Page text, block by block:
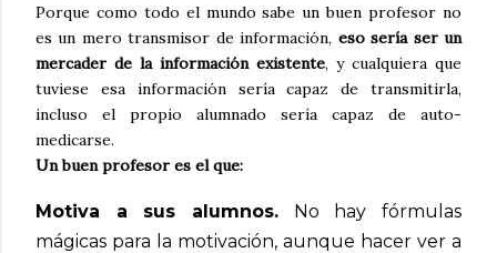
Porque como todo el mundo sabe un buen profesor no
es un mero transmisor de información, eso sería ser un
mercader de la información existente, y cualquiera que
tuviese esa información sería capaz de transmitirla,
incluso el propio alumnado sería capaz de auto-
medicarse.
Un buen profesor es el que:
Motiva a sus alumnos. No hay fórmulas
mágicas para la motivación, aunque hacer ver a